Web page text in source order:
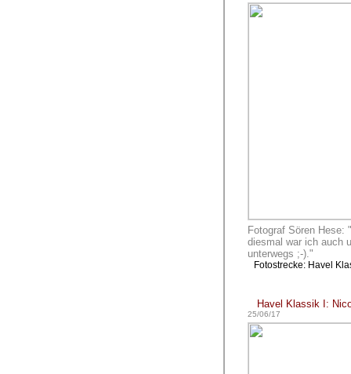
Fotograf Sören Hese:
diesmal war ich auch
unterwegs ;-)."
Fotostrecke: Havel
Havel Klassik I:
25/06/17